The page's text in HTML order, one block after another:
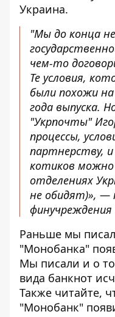
Украина.
"Мы до конца
чем-то
Те условия,
были похожи на
года выпуска.
"Укрпочты"
процессы,
партнерству,
котиков
отделениях
не обидят)», —
финучреждения
Раньше мы
"Монобанка"
Мы писали и о
вида банкнот
Также читайте,
"Монобанк"